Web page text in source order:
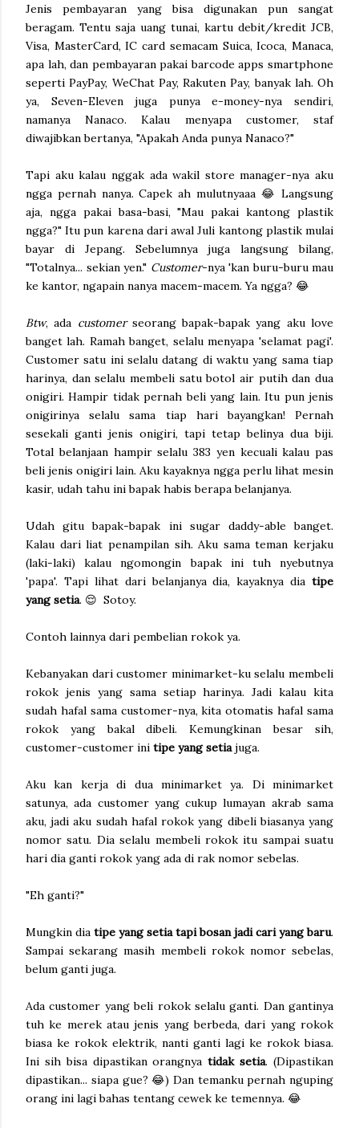
Jenis pembayaran yang bisa digunakan pun sangat
beragam. Tentu saja uang tunai, kartu debit/kredit JCB,
Visa, MasterCard, IC card semacam Suica, Icoca, Manaca,
apa lah, dan pembayaran pakai barcode apps smartphone
seperti PayPay, WeChat Pay, Rakuten Pay, banyak lah. Oh
ya, Seven-Eleven juga punya e-money-nya sendiri,
namanya Nanaco. Kalau menyapa customer, staf
diwajibkan bertanya, "Apakah Anda punya Nanaco?"
Tapi aku kalau nggak ada wakil store manager-nya aku
ngga pernah nanya. Capek ah mulutnyaaa 😂 Langsung
aja, ngga pakai basa-basi, "Mau pakai kantong plastik
ngga?" Itu pun karena dari awal Juli kantong plastik mulai
bayar di Jepang. Sebelumnya juga langsung bilang,
"Totalnya... sekian yen." Customer-nya 'kan buru-buru mau
ke kantor, ngapain nanya macem-macem. Ya ngga? 😂
Btw, ada customerseorang bapak-bapak yang aku love
banget lah. Ramah banget, selalu menyapa 'selamat pagi'.
Customer satu ini selalu datang di waktu yang sama tiap
harinya, dan selalu membeli satu botol air putih dan dua
onigiri. Hampir tidak pernah beli yang lain. Itu pun jenis
onigirinya selalu sama tiap hari bayangkan! Pernah
sesekali ganti jenis onigiri, tapi tetap belinya dua biji.
Total belanjaan hampir selalu 383 yen kecuali kalau pas
beli jenis onigiri lain. Aku kayaknya ngga perlu lihat mesin
kasir, udah tahu ini bapak habis berapa belanjanya.
Udah gitu bapak-bapak ini sugar daddy-able banget.
Kalau dari liat penampilan sih. Aku sama teman kerjaku
(laki-laki) kalau ngomongin bapak ini tuh nyebutnya
'papa'. Tapi lihat dari belanjanya dia, kayaknya dia tipe
yang setia. 😌 Sotoy.
Contoh lainnya dari pembelian rokok ya.
Kebanyakan dari customer minimarket-ku selalu membeli
rokok jenis yang sama setiap harinya. Jadi kalau kita
sudah hafal sama customer-nya, kita otomatis hafal sama
rokok yang bakal dibeli. Kemungkinan besar sih,
customer-customer ini tipe yang setiajuga.
Aku kan kerja di dua minimarket ya. Di minimarket
satunya, ada customer yang cukup lumayan akrab sama
aku, jadi aku sudah hafal rokok yang dibeli biasanya yang
nomor satu. Dia selalu membeli rokok itu sampai suatu
hari dia ganti rokok yang ada di rak nomor sebelas.
"Eh ganti?"
Mungkin dia tipe yang setia tapi bosan jadi cari yang baru.
Sampai sekarang masih membeli rokok nomor sebelas,
belum ganti juga.
Ada customer yang beli rokok selalu ganti. Dan gantinya
tuh ke merek atau jenis yang berbeda, dari yang rokok
biasa ke rokok elektrik, nanti ganti lagi ke rokok biasa.
Ini sih bisa dipastikan orangnyatidak setia. (Dipastikan
dipastikan... siapa gue? 😂) Dan temanku pernah nguping
orang ini lagi bahas tentang cewek ke temennya. 😂